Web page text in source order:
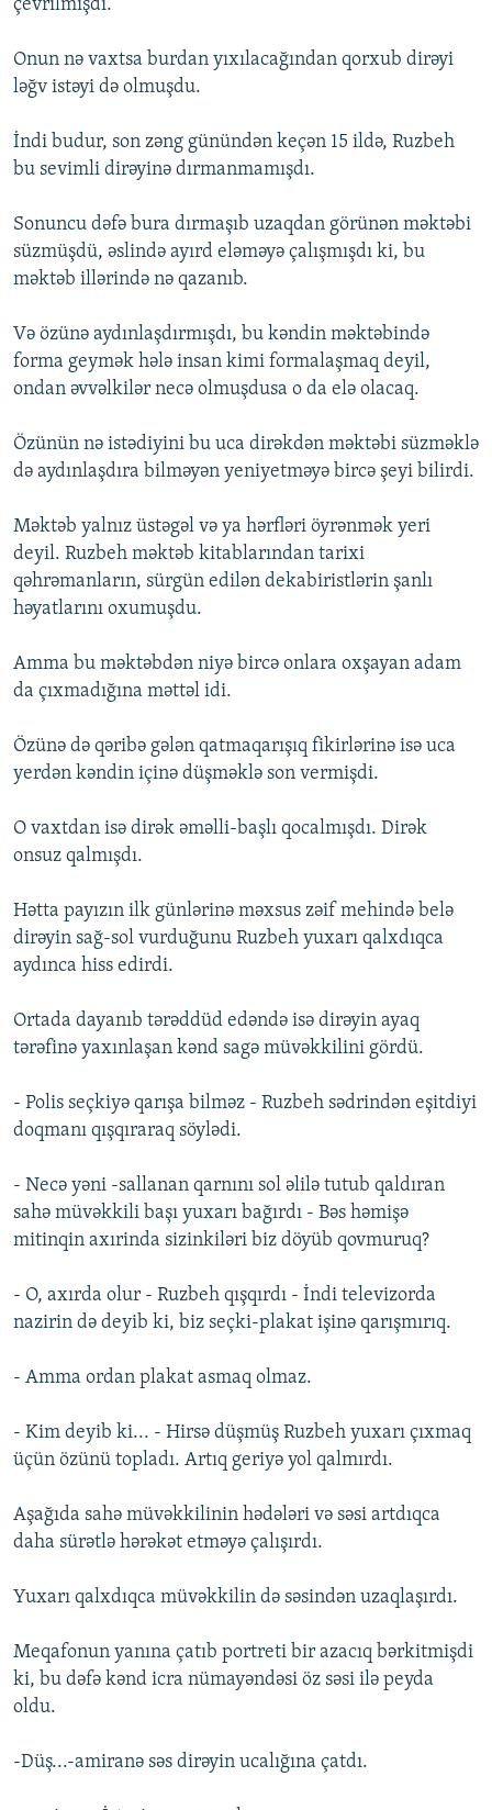
çevrilmişdi.
Onun nə vaxtsa burdan yıxılacağından qorxub dirəyi
ləğv istəyi də olmuşdu.
İndi budur, son zəng günündən keçən 15 ildə, Ruzbeh
bu sevimli dirəyinə dırmanmamışdı.
Sonuncu dəfə bura dırmaşıb uzaqdan görünən məktəbi
süzmüşdü, əslində ayırd eləməyə çalışmışdı ki, bu
məktəb illərində nə qazanıb.
Və özünə aydınlaşdırmışdı, bu kəndin məktəbində
forma geymək hələ insan kimi formalaşmaq deyil,
ondan əvvəlkilər necə olmuşdusa o da elə olacaq.
Özünün nə istədiyini bu uca dirəkdən məktəbi süzməklə
də aydınlaşdıra bilməyən yeniyetməyə bircə şeyi bilirdi.
Məktəb yalnız üstəgəl və ya hərfləri öyrənmək yeri
deyil. Ruzbeh məktəb kitablarından tarixi
qəhrəmanların, sürgün edilən dekabiristlərin şanlı
həyatlarını oxumuşdu.
Amma bu məktəbdən niyə bircə onlara oxşayan adam
da çıxmadığına məttəl idi.
Özünə də qəribə gələn qatmaqarışıq fikirlərinə isə uca
yerdən kəndin içinə düşməklə son vermişdi.
O vaxtdan isə dirək əməlli-başlı qocalmışdı. Dirək
onsuz qalmışdı.
Hətta payızın ilk günlərinə məxsus zəif mehində belə
dirəyin sağ-sol vurduğunu Ruzbeh yuxarı qalxdıqca
aydınca hiss edirdi.
Ortada dayanıb tərəddüd edəndə isə dirəyin ayaq
tərəfinə yaxınlaşan kənd sagə müvəkkilini gördü.
- Polis seçkiyə qarışa bilməz - Ruzbeh sədrindən eşitdiyi
doqmanı qışqıraraq söylədi.
- Necə yəni -sallanan qarnını sol əlilə tutub qaldıran
sahə müvəkkili başı yuxarı bağırdı - Bəs həmişə
mitinqin axırinda sizinkiləri biz döyüb qovmuruq?
- O, axırda olur - Ruzbeh qışqırdı - İndi televizorda
nazirin də deyib ki, biz seçki-plakat işinə qarışmırıq.
- Amma ordan plakat asmaq olmaz.
- Kim deyib ki... - Hirsə düşmüş Ruzbeh yuxarı çıxmaq
üçün özünü topladı. Artıq geriyə yol qalmırdı.
Aşağıda sahə müvəkkilinin hədələri və səsi artdıqca
daha sürətlə hərəkət etməyə çalışırdı.
Yuxarı qalxdıqca müvəkkilin də səsindən uzaqlaşırdı.
Meqafonun yanına çatıb portreti bir azacıq bərkitmişdi
ki, bu dəfə kənd icra nümayəndəsi öz səsi ilə peyda
oldu.
-Düş...-amiranə səs dirəyin ucalığına çatdı.